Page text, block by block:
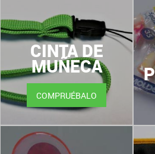
CINTA DE
MUÑECA
COMPRUÉBALO